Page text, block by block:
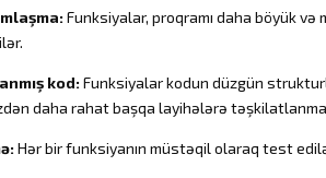
Funksiyalar, proqramı daha böyük
kod: Funksiyalar kodun düzgün
daha rahat başqa layihələrə
Hər bir funksiyanın müstəqil olaraq test